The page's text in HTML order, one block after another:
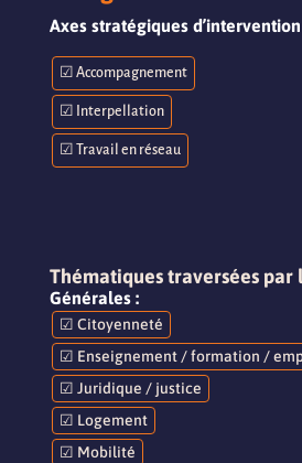
Axes stratégiques d’intervention
☑ Accompagnement
☑ Interpellation
☑ Travail en réseau
Thématiques traversées par
Générales :
☑ Citoyenneté
☑ Enseignement / formation /
☑ Juridique / justice
☑ Logement
☑ Mobilité